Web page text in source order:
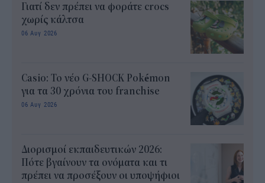
Γιατί δεν πρέπει να φοράτε crocs
χωρίς κάλτσα
06 Αυγ 2026
Casio: Το νέο G-SHOCK Pokémon
για τα 30 χρόνια του franchise
06 Αυγ 2026
Διορισμοί εκπαιδευτικών 2026:
Πότε βγαίνουν τα ονόματα και τι
πρέπει να προσέξουν οι υποψήφιοι